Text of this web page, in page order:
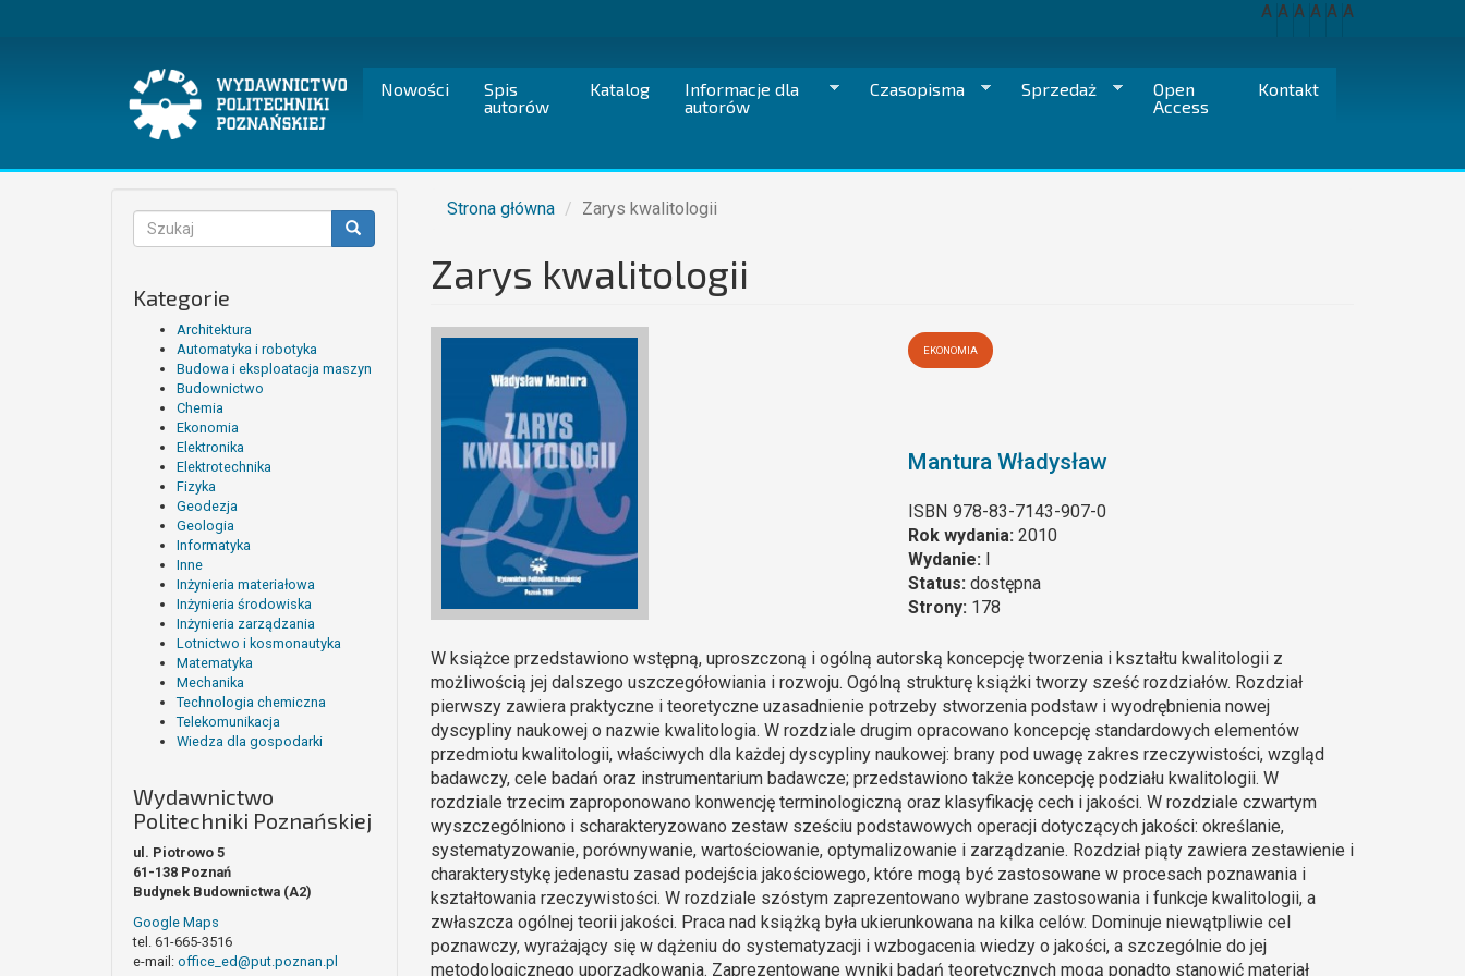
A A A A A A
Nowości
Spis
autorów
Katalog
Informacje dla
autorów
Czasopisma Sprzedaż
Open
Access
Kontakt
Formularz
wyszukiwania
Kategorie
Architektura
Automatyka i robotyka
Budowa i eksploatacja maszyn
Budownictwo
Chemia
Ekonomia
Elektronika
Elektrotechnika
Fizyka
Geodezja
Geologia
Informatyka
Inne
Inżynieria materiałowa
Inżynieria środowiska
Inżynieria zarządzania
Lotnictwo i kosmonautyka
Matematyka
Mechanika
Technologia chemiczna
Telekomunikacja
Wiedza dla gospodarki
Wydawnictwo
Politechniki Poznańskiej
ul. Piotrowo 5
61-138 Poznań
Budynek Budownictwa (A2)
Google Maps
tel. 61-665-3516
e-mail: office_ed@put.poznan.pl
Strona główna Zarys kwalitologii
Zarys kwalitologii
EKONOMIA
Mantura Władysław
ISBN 978-83-7143-907-0
Rok wydania:2010
Wydanie:
Status:dostępna
Strony: 178
W książce przedstawiono wstępną, uproszczoną i ogólną autorską koncepcję tworzenia i kształtu kwalitologii z
możliwością jej dalszego uszczegółowiania i rozwoju. Ogólną strukturę książki tworzy sześć rozdziałów. Rozdział
pierwszy zawiera praktyczne i teoretyczne uzasadnienie potrzeby stworzenia podstaw i wyodrębnienia nowej
dyscypliny naukowej o nazwie kwalitologia. W rozdziale drugim opracowano koncepcję standardowych elementów
przedmiotu kwalitologii, właściwych dla każdej dyscypliny naukowej: brany pod uwagę zakres rzeczywistości, wzgląd
badawczy, cele badań oraz instrumentarium badawcze; przedstawiono także koncepcję podziału kwalitologii. W
rozdziale trzecim zaproponowano konwencję terminologiczną oraz klasyfikację cech i jakości. W rozdziale czwartym
wyszczególniono i scharakteryzowano zestaw sześciu podstawowych operacji dotyczących jakości: określanie,
systematyzowanie, porównywanie, wartościowanie, optymalizowanie i zarządzanie. Rozdział piąty zawiera zestawienie i
charakterystykę jedenastu zasad podejścia jakościowego, które mogą być zastosowane w procesach poznawania i
kształtowania rzeczywistości. W rozdziale szóstym zaprezentowano wybrane zastosowania i funkcje kwalitologii, a
zwłaszcza ogólnej teorii jakości. Praca nad książką była ukierunkowana na kilka celów. Dominuje niewątpliwie cel
poznawczy, wyrażający się w dążeniu do systematyzacji i wzbogacenia wiedzy o jakości, a szczególnie do jej
metodologicznego uporządkowania. Zaprezentowane wyniki badań teoretycznych mogą ponadto stanowić materiał